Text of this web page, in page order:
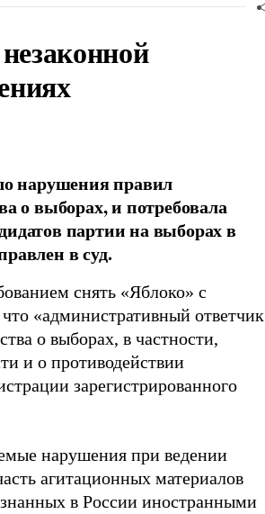
нарушения правил
о выборах, и потребовала
партии на выборах в
в суд.
снять «Яблоко» с
что «административный ответчик
о выборах, в частности,
и о противодействии
зарегистрированного
нарушения при ведении
агитационных материалов
в России иностранными